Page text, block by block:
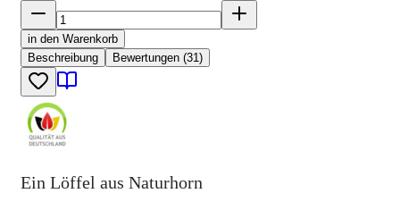
in den Warenkorb
Beschreibung
Bewertungen (31)
Ein Löffel aus Naturhorn